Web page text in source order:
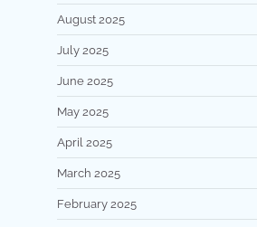
August 2025
July 2025
June 2025
May 2025
April 2025
March 2025
February 2025